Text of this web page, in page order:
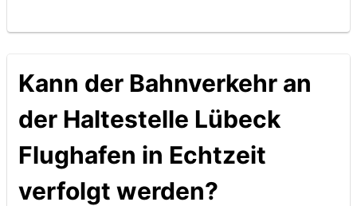
Kann der Bahnverkehr an
der Haltestelle Lübeck
Flughafen in Echtzeit
verfolgt werden?